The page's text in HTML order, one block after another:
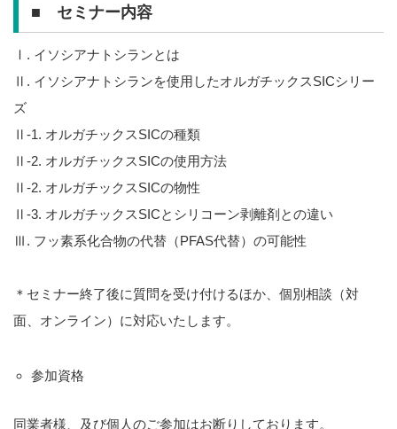
■ セミナー内容
Ⅰ. イソシアナトシランとは
Ⅱ. イソシアナトシランを使用したオルガチックスSICシリー
ズ
Ⅱ-1. オルガチックスSICの種類
Ⅱ-2. オルガチックスSICの使用方法
Ⅱ-2. オルガチックスSICの物性
Ⅱ-3. オルガチックスSICとシリコーン剥離剤との違い
Ⅲ. フッ素系化合物の代替（PFAS代替）の可能性
＊セミナー終了後に質問を受け付けるほか、個別相談（対
面、オンライン）に対応いたします。
参加資格
同業者様、及び個人のご参加はお断りしております。